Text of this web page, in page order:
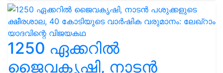
1250 ഏക്കറിൽ
ജൈവകൃഷി, നാടൻ